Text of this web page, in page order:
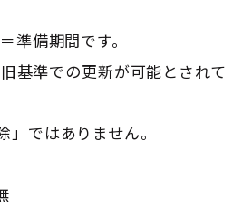
準備期間です。
基準での更新が可能とされて
」ではありません。